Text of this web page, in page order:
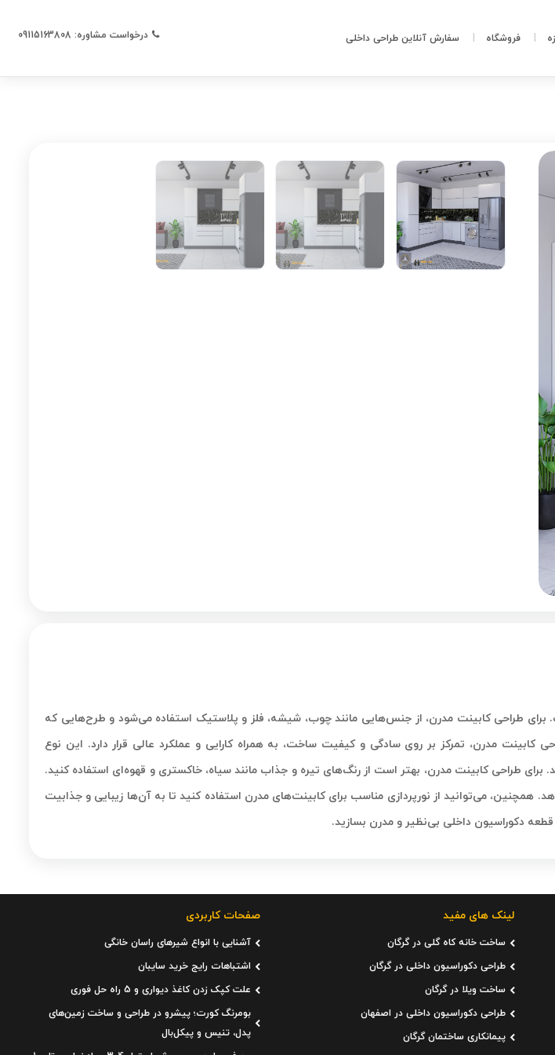
فروشگاه سفارش آنلاین طراحی داخلی درخواست مشاوره: 09115163808
طراحی کابینت مدرن، از جنس‌هایی مانند چوب، شیشه، فلز و پلاستیک استفاده می‌شود و طرح‌هایی که
کابینت مدرن، تمرکز بر روی سادگی و کیفیت ساخت، به همراه کارایی و عملکرد عالی قرار دارد. این نوع
طراحی کابینت مدرن، بهتر است از رنگ‌های تیره و جذاب مانند سیاه، خاکستری و قهوه‌ای استفاده کنید.
می‌توانید از نورپردازی مناسب برای کابینت‌های مدرن استفاده کنید تا به آن‌ها زیبایی و جذابیت
دکوراسیون داخلی بی‌نظیر و مدرن بسازید.
لینک های مفید
ساخت خانه کاه گلی در گرگان
طراحی دکوراسیون داخلی در گرگان
ساخت ویلا در گرگان
طراحی دکوراسیون داخلی در اصفهان
پیمانکاری ساختمان گرگان
صفحات کاربردی
آشنایی با انواع شیرهای راسان خانگی
اشتباهات رایج خرید سایبان
علت کپک زدن کاغذ دیواری و 5 راه حل فوری
بومرنگ کورت؛ پیشرو در طراحی و ساخت زمین‌های
پدل، تنیس و پیکل‌بال